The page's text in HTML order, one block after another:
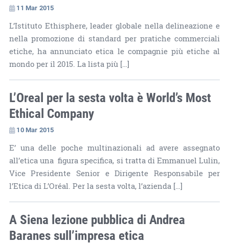
11 Mar 2015
L’Istituto Ethisphere, leader globale nella delineazione e
nella promozione di standard per pratiche commerciali
etiche, ha annunciato etica le compagnie più etiche al
mondo per il 2015. La lista più […]
L’Oreal per la sesta volta è World’s Most
Ethical Company
10 Mar 2015
E’ una delle poche multinazionali ad avere assegnato
all’etica una figura specifica, si tratta di Emmanuel Lulin,
Vice Presidente Senior e Dirigente Responsabile per
l’Etica di L’Oréal. Per la sesta volta, l’azienda […]
A Siena lezione pubblica di Andrea
Baranes sull’impresa etica